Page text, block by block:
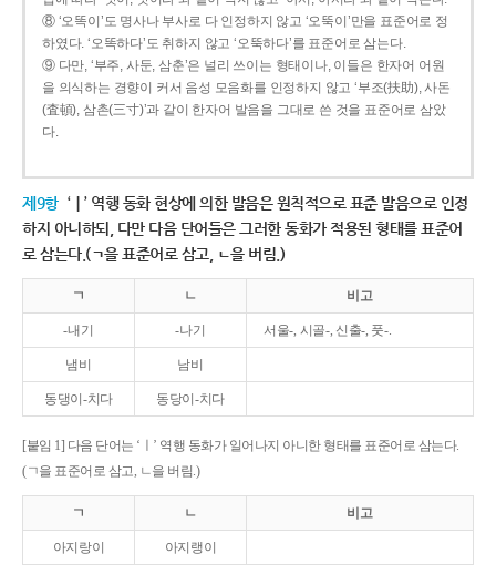
⑧ ‘오똑이’도 명사나 부사로 다 인정하지 않고 ‘오뚝이’만을 표준어로 정
하였다. ‘오똑하다’도 취하지 않고 ‘오뚝하다’를 표준어로 삼는다.
⑨ 다만, ‘부주, 사둔, 삼춘’은 널리 쓰이는 형태이나, 이들은 한자어 어원
을 의식하는 경향이 커서 음성 모음화를 인정하지 않고 ‘부조(扶助), 사돈
(査頓), 삼촌(三寸)’과 같이 한자어 발음을 그대로 쓴 것을 표준어로 삼았
다.
제9항 ‘ㅣ’ 역행 동화 현상에 의한 발음은 원칙적으로 표준 발음으로 인정
하지 아니하되, 다만 다음 단어들은 그러한 동화가 적용된 형태를 표준어
로 삼는다.(ㄱ을 표준어로 삼고, ㄴ을 버림.)
ㄱ ㄴ 비고
-내기 -나기 서울-, 시골-, 신출-, 풋-.
냄비 남비
동댕이-치다 동당이-치다
[붙임 1] 다음 단어는 ‘ㅣ’ 역행 동화가 일어나지 아니한 형태를 표준어로 삼는다.
(ㄱ을 표준어로 삼고, ㄴ을 버림.)
ㄱ ㄴ 비고
아지랑이 아지랭이